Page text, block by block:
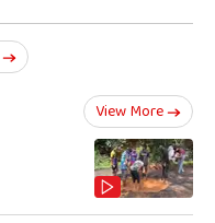
View More